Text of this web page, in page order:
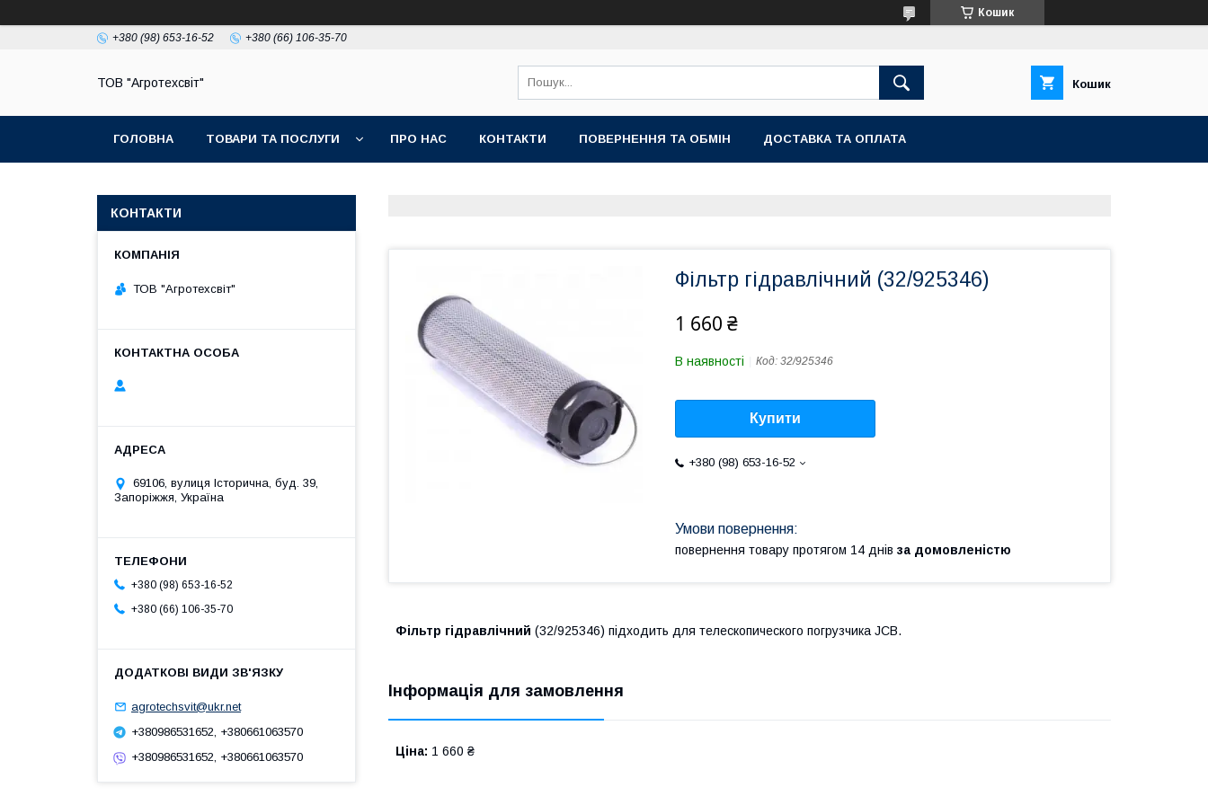
Кошик
+380 (98) 653-16-52 +380 (66) 106-35-70
ТОВ "Агротехсвіт" Кошик
ГОЛОВНА ТОВАРИ ТА ПОСЛУГИ ПРО НАС КОНТАКТИ ПОВЕРНЕННЯ ТА ОБМІН ДОСТАВКА ТА ОПЛАТА
Фільтр гідравлічний (32/925346)
1 660 ₴
В наявності Код: 32/925346
Купити
+380 (98) 653-16-52
повернення товару протягом 14 днів за домовленістю
Фільтр гідравлічний (32/925346) підходить для телескопического погрузчика JCB.
Інформація для замовлення
Ціна: 1 660 ₴
КОНТАКТИ
ТОВ "Агротехсвіт"
69106, вулиця Історична, буд. 39,
Запоріжжя, Україна
+380 (98) 653-16-52
+380 (66) 106-35-70
agrotechsvit@ukr.net
+380986531652, +380661063570
+380986531652, +380661063570